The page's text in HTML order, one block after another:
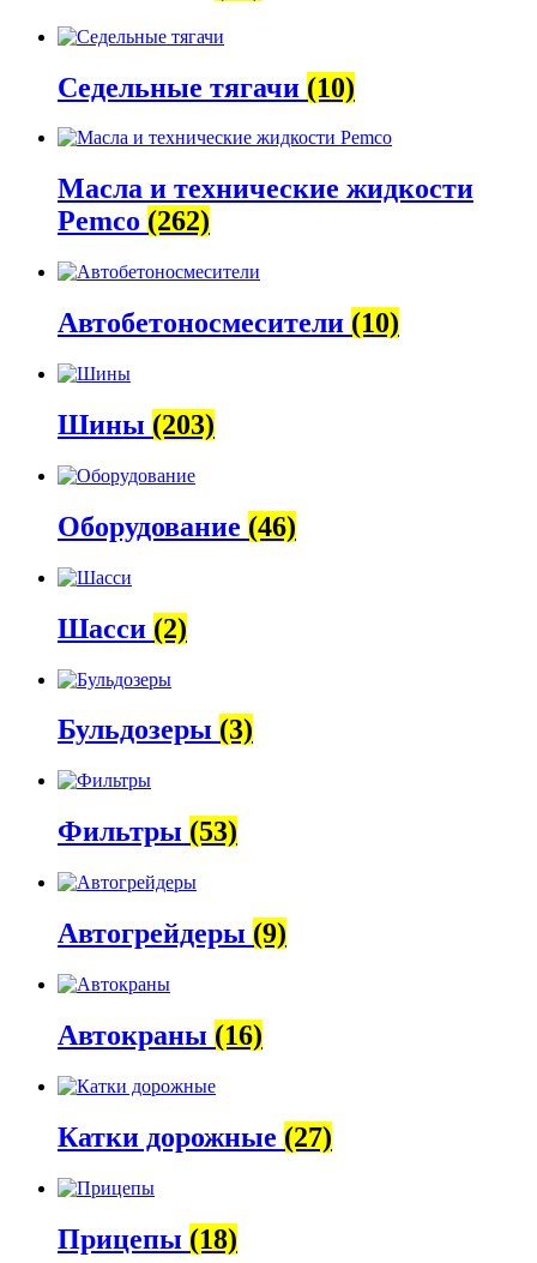
Седельные тягачи (10)
Масла и технические жидкости
Pemco (262)
Автобетоно­смесители (10)
Шины (203)
Оборудование (46)
Шасси (2)
Бульдозеры (3)
Фильтры (53)
Автогрейдеры (9)
Автокраны (16)
Катки дорожные (27)
Прицепы (18)